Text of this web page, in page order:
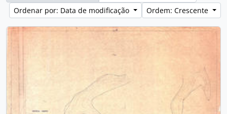
Ordenar por: Data de modificação
Ordem: Crescente